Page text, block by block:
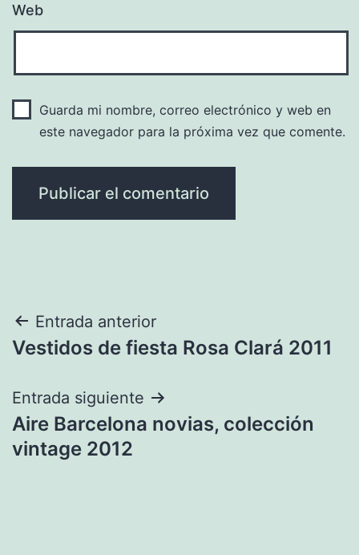
Web
Guarda mi nombre, correo electrónico y web en
este navegador para la próxima vez que comente.
Navegación
de
entradas
Entrada anterior
Vestidos de fiesta Rosa Clará 2011
Entrada siguiente
Aire Barcelona novias, colección
vintage 2012